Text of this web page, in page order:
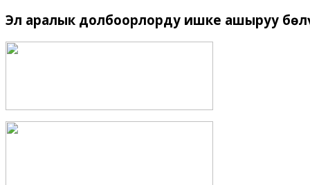
Эл аралык долбоорлорду ишке ашыруу